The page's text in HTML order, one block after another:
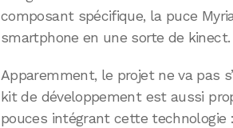
composant spécifique, la puce
smartphone en une sorte de kinect.
Apparemment, le projet ne va pas
kit de développement est aussi
pouces intégrant cette technologie :